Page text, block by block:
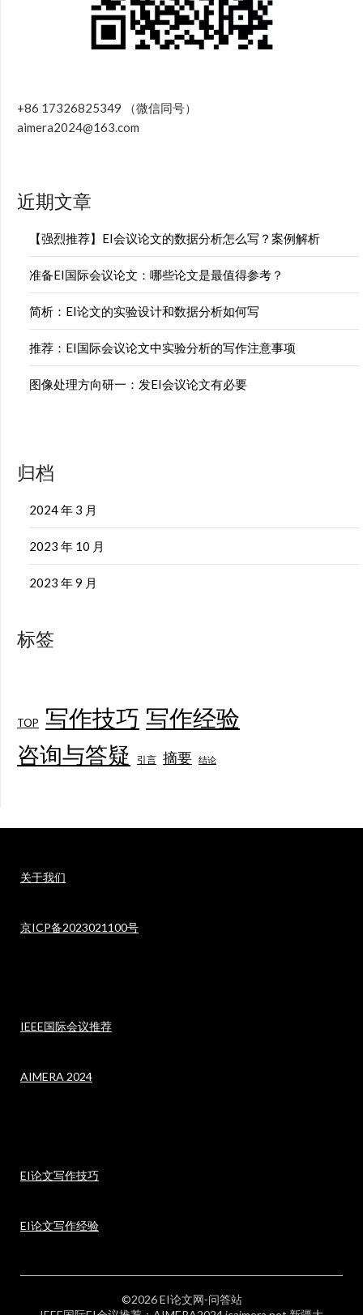
+86 17326825349 （微信同号）
aimera2024@163.com
近期文章
【强烈推荐】EI会议论文的数据分析怎么写？案例解析
准备EI国际会议论文：哪些论文是最值得参考？
简析：EI论文的实验设计和数据分析如何写
推荐：EI国际会议论文中实验分析的写作注意事项
图像处理方向研一：发EI会议论文有必要
归档
2024 年 3 月
2023 年 10 月
2023 年 9 月
标签
TOP 写作技巧 写作经验
咨询与答疑 引言 摘要 结论
关于我们
京ICP备2023021100号
IEEE国际会议推荐
AIMERA 2024
EI论文写作技巧
EI论文写作经验
©2026 EI论文网-问答站